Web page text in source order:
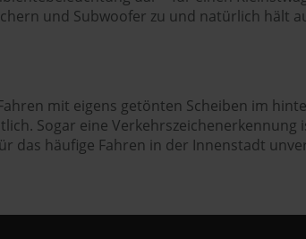
und Subwoofer zu und natürlich hält
mit eigens getönten Scheiben im
Sogar eine Verkehrszeichenerkennung
das häufige Fahren in der Innenstadt